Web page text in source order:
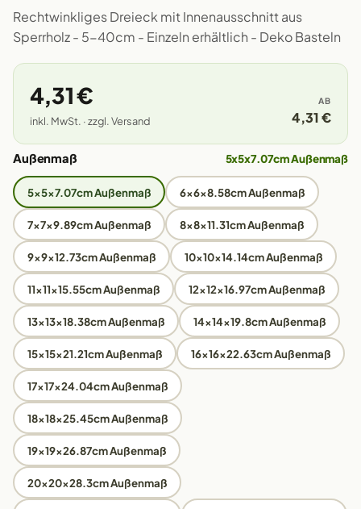
Rechtwinkliges Dreieck mit Innenausschnitt aus
Sperrholz - 5-40cm - Einzeln erhältlich - Deko Basteln
4,31 €
inkl. MwSt. · zzgl. Versand
AB
4,31 €
Außenmaß 5x5x7.07cm Außenmaß
5x5x7.07cm Außenmaß 6x6x8.58cm Außenmaß
7x7x9.89cm Außenmaß 8x8x11.31cm Außenmaß
9x9x12.73cm Außenmaß 10x10x14.14cm Außenmaß
11x11x15.55cm Außenmaß 12x12x16.97cm Außenmaß
13x13x18.38cm Außenmaß 14x14x19.8cm Außenmaß
15x15x21.21cm Außenmaß 16x16x22.63cm Außenmaß
17x17x24.04cm Außenmaß
18x18x25.45cm Außenmaß
19x19x26.87cm Außenmaß
20x20x28.3cm Außenmaß